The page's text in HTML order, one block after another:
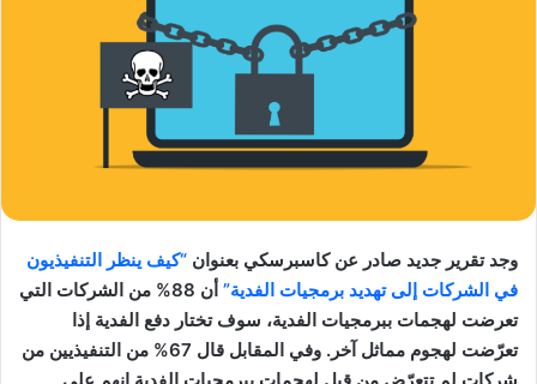
وجد تقرير جديد صادر عن كاسبرسكي بعنوان “كيف ينظر التنفيذيون
في الشركات إلى تهديد برمجيات الفدية”
أن 88% من الشركات التي
تعرضت لهجمات ببرمجيات الفدية، سوف تختار دفع الفدية إذا
تعرّضت لهجوم مماثل آخر. وفي المقابل قال 67% من التنفيذيين من